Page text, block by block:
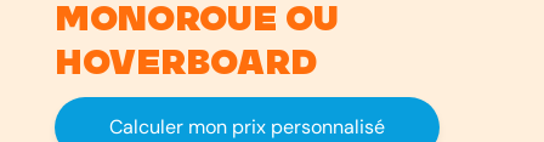
monoroue ou
hoverboard
Calculer mon prix personnalisé